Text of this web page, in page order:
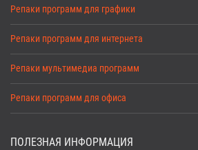
Репаки программ для графики
Репаки программ для интернета
Репаки мультимедиа программ
Репаки программ для офиса
ПОЛЕЗНАЯ ИНФОРМАЦИЯ